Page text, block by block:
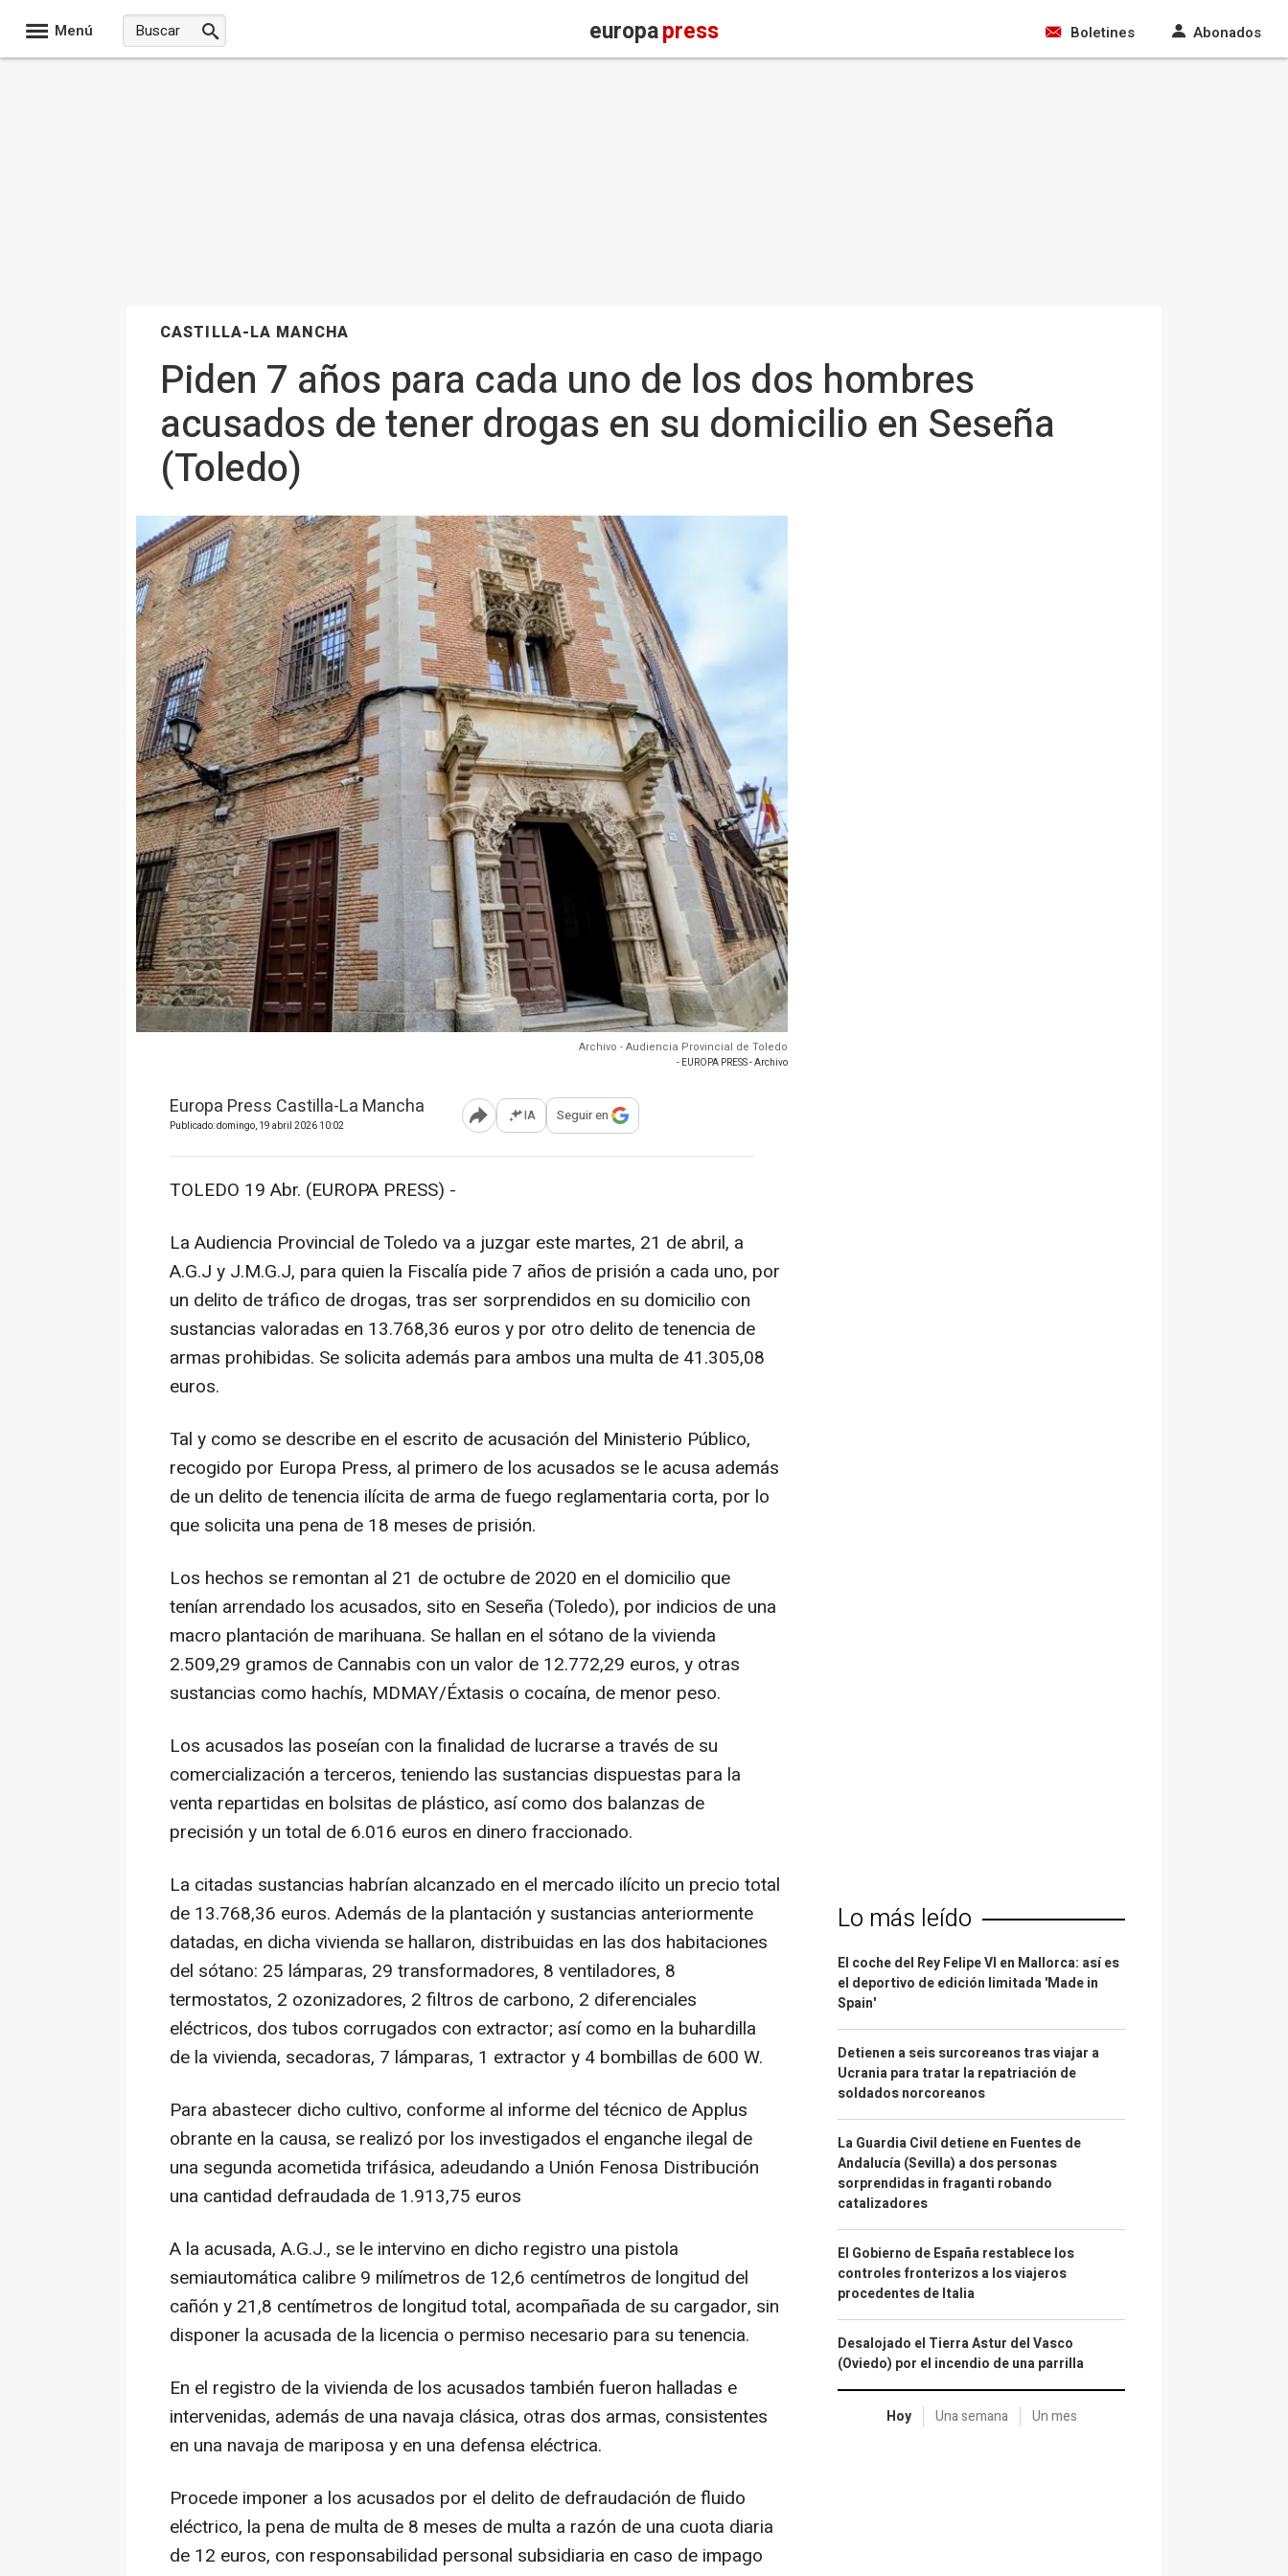
Menú europapress Boletines Abonados
CASTILLA-LA MANCHA
Piden 7 años para cada uno de los dos hombres
acusados de tener drogas en su domicilio en Seseña
(Toledo)
Archivo - Audiencia Provincial de Toledo
- EUROPA PRESS - Archivo
Europa Press Castilla-La Mancha
Publicado: domingo, 19 abril 2026 10:02 Abrir opciones para compartir
IA Seguir en
TOLEDO 19 Abr. (EUROPA PRESS) -
La Audiencia Provincial de Toledo va a juzgar este martes, 21 de abril, a
A.G.J y J.M.G.J, para quien la Fiscalía pide 7 años de prisión a cada uno, por
un delito de tráfico de drogas, tras ser sorprendidos en su domicilio con
sustancias valoradas en 13.768,36 euros y por otro delito de tenencia de
armas prohibidas. Se solicita además para ambos una multa de 41.305,08
euros.
Tal y como se describe en el escrito de acusación del Ministerio Público,
recogido por Europa Press, al primero de los acusados se le acusa además
de un delito de tenencia ilícita de arma de fuego reglamentaria corta, por lo
que solicita una pena de 18 meses de prisión.
Los hechos se remontan al 21 de octubre de 2020 en el domicilio que
tenían arrendado los acusados, sito en Seseña (Toledo), por indicios de una
macro plantación de marihuana. Se hallan en el sótano de la vivienda
2.509,29 gramos de Cannabis con un valor de 12.772,29 euros, y otras
sustancias como hachís, MDMAY/Éxtasis o cocaína, de menor peso.
Los acusados las poseían con la finalidad de lucrarse a través de su
comercialización a terceros, teniendo las sustancias dispuestas para la
venta repartidas en bolsitas de plástico, así como dos balanzas de
precisión y un total de 6.016 euros en dinero fraccionado.
La citadas sustancias habrían alcanzado en el mercado ilícito un precio total
de 13.768,36 euros. Además de la plantación y sustancias anteriormente
datadas, en dicha vivienda se hallaron, distribuidas en las dos habitaciones
del sótano: 25 lámparas, 29 transformadores, 8 ventiladores, 8
termostatos, 2 ozonizadores, 2 filtros de carbono, 2 diferenciales
eléctricos, dos tubos corrugados con extractor; así como en la buhardilla
de la vivienda, secadoras, 7 lámparas, 1 extractor y 4 bombillas de 600 W.
Para abastecer dicho cultivo, conforme al informe del técnico de Applus
obrante en la causa, se realizó por los investigados el enganche ilegal de
una segunda acometida trifásica, adeudando a Unión Fenosa Distribución
una cantidad defraudada de 1.913,75 euros
A la acusada, A.G.J., se le intervino en dicho registro una pistola
semiautomática calibre 9 milímetros de 12,6 centímetros de longitud del
cañón y 21,8 centímetros de longitud total, acompañada de su cargador, sin
disponer la acusada de la licencia o permiso necesario para su tenencia.
En el registro de la vivienda de los acusados también fueron halladas e
intervenidas, además de una navaja clásica, otras dos armas, consistentes
en una navaja de mariposa y en una defensa eléctrica.
Procede imponer a los acusados por el delito de defraudación de fluido
eléctrico, la pena de multa de 8 meses de multa a razón de una cuota diaria
de 12 euros, con responsabilidad personal subsidiaria en caso de impago
Lo más leído
El coche del Rey Felipe VI en Mallorca: así es
el deportivo de edición limitada 'Made in
Spain'
Detienen a seis surcoreanos tras viajar a
Ucrania para tratar la repatriación de
soldados norcoreanos
La Guardia Civil detiene en Fuentes de
Andalucía (Sevilla) a dos personas
sorprendidas in fraganti robando
catalizadores
El Gobierno de España restablece los
controles fronterizos a los viajeros
procedentes de Italia
Desalojado el Tierra Astur del Vasco
(Oviedo) por el incendio de una parrilla
Hoy Una semana Un mes